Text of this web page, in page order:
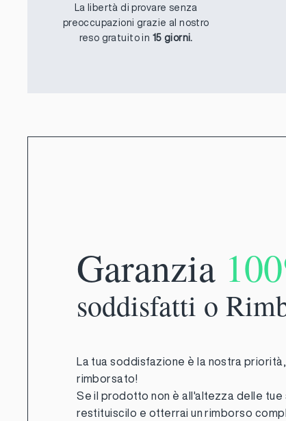
La libertà di provare senza
preoccupazioni grazie al nostro
reso gratuito in 15 giorni.
Garanzia
soddisfatti o
La tua soddisfazione è la nostra
rimborsato!
Se il prodotto non è all'altezza delle tue
restituiscilo e otterrai un rimborso